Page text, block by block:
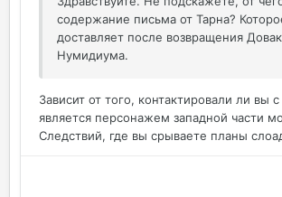
содержание письма от Тарна?
доставляет после возвращения
Нумидиума.
Зависит от того, контактировали ли вы
является персонажем западной части
Следствий, где вы срываете планы